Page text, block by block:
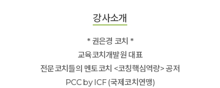
강사소개
* 권은경 코치 *
교육코치개발원 대표
전문코치들의 멘토코치 <코칭핵심역량> 공저
PCC by ICF (국제코치연맹)